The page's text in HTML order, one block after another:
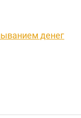
денег